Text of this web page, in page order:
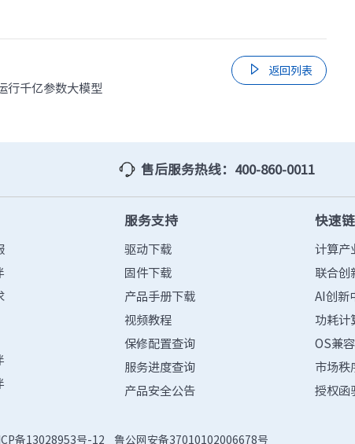
· 数字网络引擎DNE
防火墙
· TQ-2000-G920-G
· TQ-2000-G940-G
综合运维软件
行千亿参数大模型
 返回列表
售后服务热线：400-860-0011
服务支持
驱动下载
固件下载
产品手册下载
视频教程
保修配置查询
服务进度查询
产品安全公告
快速
计算产
联合创
AI创新
功耗计
OS兼
市场秩
授权函
备13028953号-12 鲁公网安备37010102006678号